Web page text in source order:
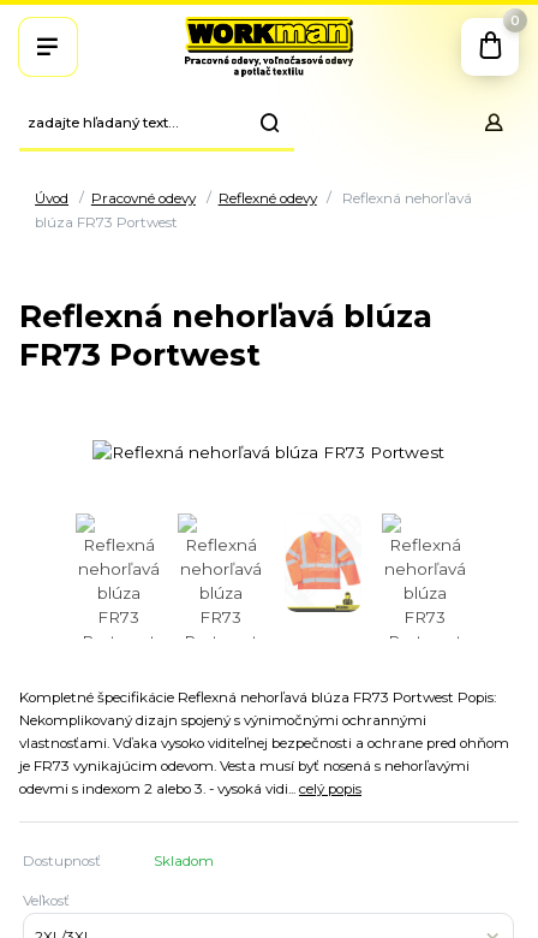
0
Úvod Pracovné odevy Reflexné odevy
Reflexná nehorľavá
blúza FR73 Portwest
Reflexná nehorľavá blúza
FR73 Portwest
Kompletné špecifikácie Reflexná nehorľavá blúza FR73 Portwest Popis:
Nekomplikovaný dizajn spojený s výnimočnými ochrannými
vlastnosťami. Vďaka vysoko viditeľnej bezpečnosti a ochrane pred ohňom
je FR73 vynikajúcim odevom. Vesta musí byť nosená s nehorľavými
odevmi s indexom 2 alebo 3. - vysoká vidi... celý popis
Dostupnosť Skladom
Veľkosť